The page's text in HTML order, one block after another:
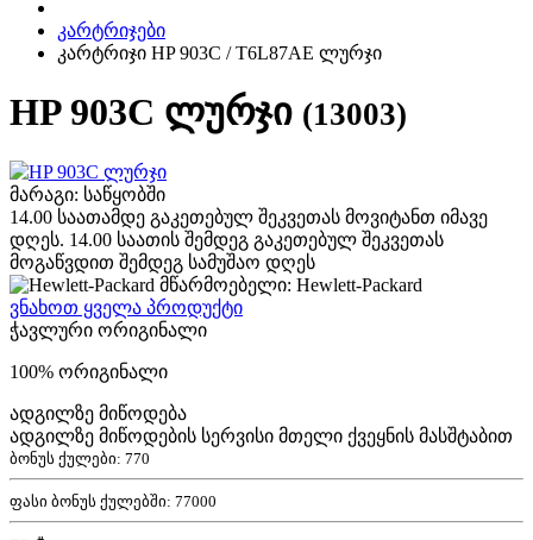
კარტრიჯები
კარტრიჯი HP 903C / T6L87AE ლურჯი
HP 903C ლურჯი (13003)
მარაგი: საწყობში
14.00 საათამდე გაკეთებულ შეკვეთას მოვიტანთ იმავე
დღეს. 14.00 საათის შემდეგ გაკეთებულ შეკვეთას
მოგაწვდით შემდეგ სამუშაო დღეს
მწარმოებელი: Hewlett-Packard
ვნახოთ ყველა პროდუქტი
ჭავლური ორიგინალი
100% ორიგინალი
ადგილზე მიწოდება
ადგილზე მიწოდების სერვისი მთელი ქვეყნის მასშტაბით
ბონუს ქულები: 770
ფასი ბონუს ქულებში: 77000